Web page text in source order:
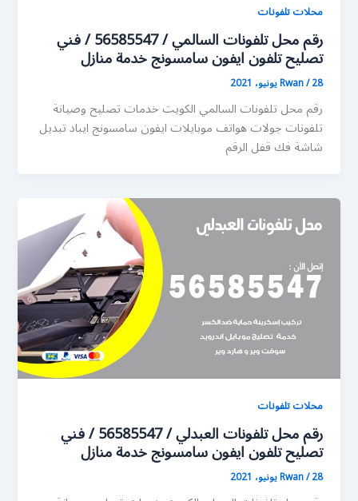
محلات تلفونات
رقم محل تلفونات السالمي / 56585547 / فني
تصليح تلفون ايفون سامسونج خدمة منازل
Rwan/28 يونيو، 2021
رقم محل تلفونات السالمي الكويت خدمات تصليح وصيانة
تلفونات جولات هواتف موبايلات ايفون سامسونج ايباد تبديل
شاشة فك قفل الرقم
محلات تلفونات
رقم محل تلفونات العبدلي / 56585547 / فني
تصليح تلفون ايفون سامسونج خدمة منازل
Rwan/28 يونيو، 2021